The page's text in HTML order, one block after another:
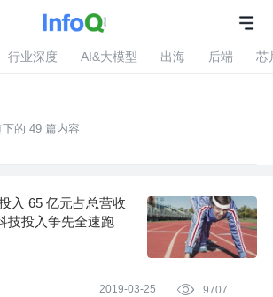
行业深度 AI&大模型 出海 后端 芯
的 49 篇内容
入 65 亿元占总营收
技投入争先全速跑
2019-03-25  9707